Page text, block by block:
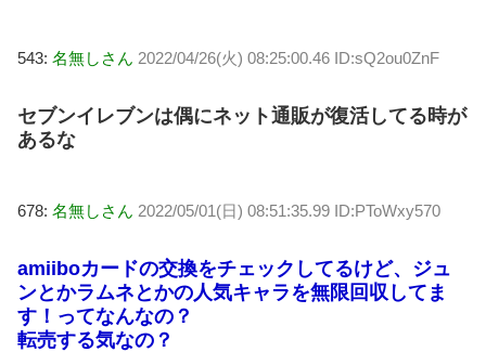
543: 名無しさん 2022/04/26(火) 08:25:00.46 ID:sQ2ou0ZnF
セブンイレブンは偶にネット通販が復活してる時が
あるな
678: 名無しさん 2022/05/01(日) 08:51:35.99 ID:PToWxy570
amiiboカードの交換をチェックしてるけど、ジュ
ンとかラムネとかの人気キャラを無限回収してま
す！ってなんなの？
転売する気なの？